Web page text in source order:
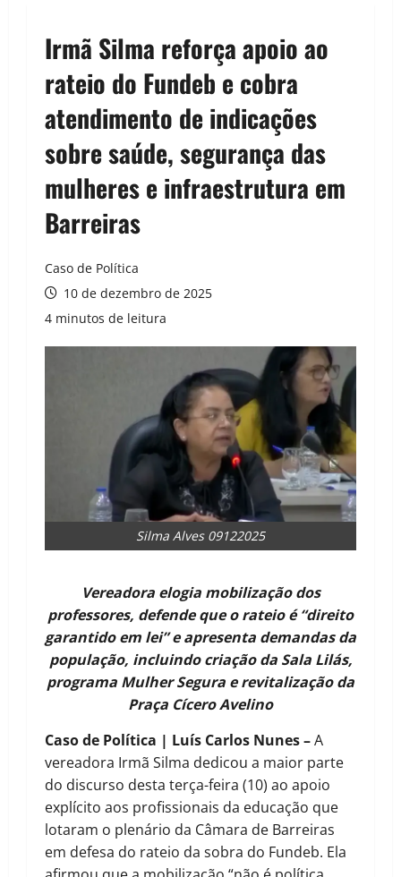
Irmã Silma reforça apoio ao
rateio do Fundeb e cobra
atendimento de indicações
sobre saúde, segurança das
mulheres e infraestrutura em
Barreiras
Caso de Política
10 de dezembro de 2025
4 minutos de leitura
Silma Alves 09122025
Vereadora elogia mobilização dos
professores, defende que o rateio é “direito
garantido em lei” e apresenta demandas da
população, incluindo criação da Sala Lilás,
programa Mulher Segura e revitalização da
Praça Cícero Avelino
Caso de Política | Luís Carlos Nunes –A
vereadora Irmã Silma dedicou a maior parte
do discurso desta terça-feira (10) ao apoio
explícito aos profissionais da educação que
lotaram o plenário da Câmara de Barreiras
em defesa do rateio da sobra do Fundeb. Ela